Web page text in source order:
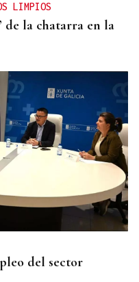
LIMPIOS
de la chatarra en la
del sector